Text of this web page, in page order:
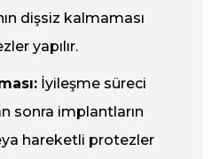
dişsiz kalmaması
yapılır.
İyileşme süreci
sonra implantların
hareketli protezler